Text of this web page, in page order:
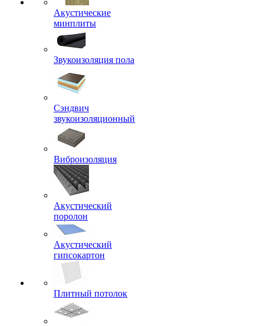
Акустические
минплиты
Звукоизоляция пола
Сэндвич
звукоизоляционный
Виброизоляция
Акустический
поролон
Акустический
гипсокартон
Плитный потолок